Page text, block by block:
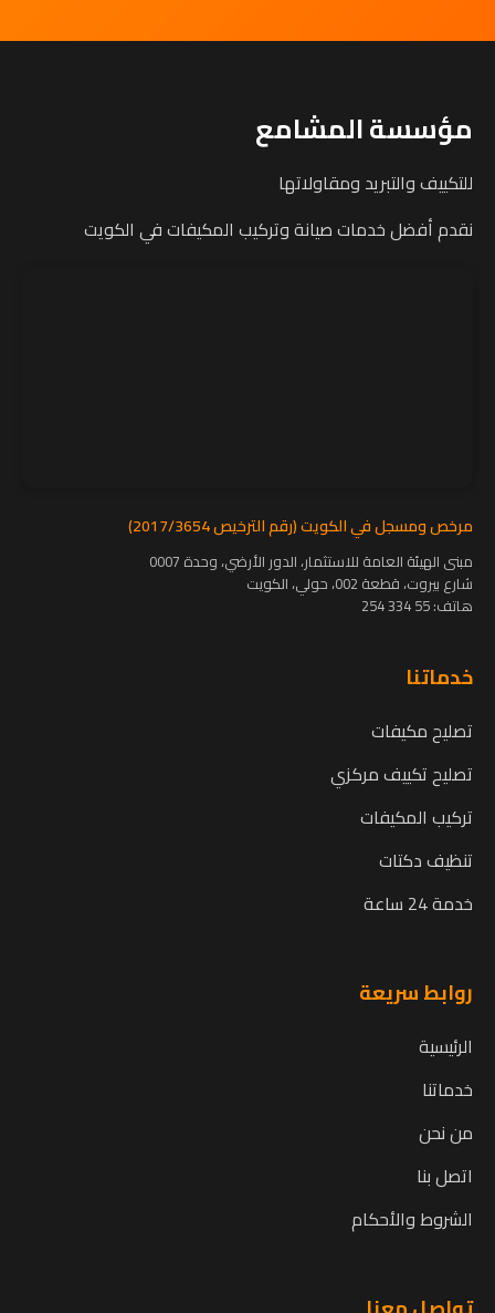
مؤسسة المشامع
للتكييف والتبريد ومقاولاتها
نقدم أفضل خدمات صيانة وتركيب المكيفات في الكويت
مرخص ومسجل في الكويت (رقم الترخيص 2017/3654)
مبنى الهيئة العامة للاستثمار، الدور الأرضي، وحدة 0007
شارع بيروت، قطعة 002، حولي، الكويت
هاتف:55 334 254
خدماتنا
تصليح مكيفات
تصليح تكييف مركزي
تركيب المكيفات
تنظيف دكتات
خدمة 24 ساعة
روابط سريعة
الرئيسية
خدماتنا
من نحن
اتصل بنا
الشروط والأحكام